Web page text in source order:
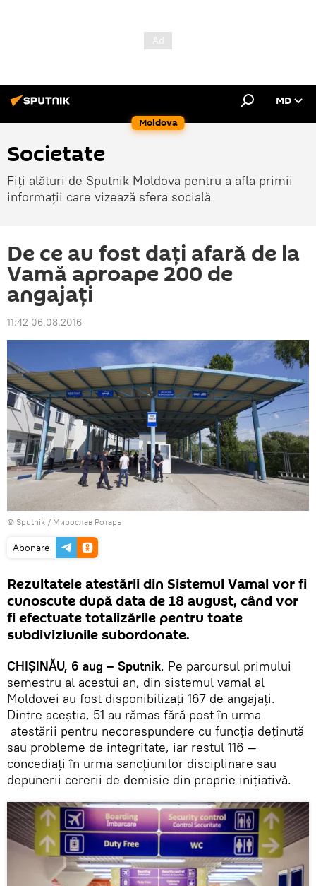
Moldova
MD
Societate
Fiți alături de Sputnik Moldova pentru a afla primii
informații care vizează sfera socială
De ce au fost daţi afară de la
Vamă aproape 200 de
angajaţi
11:42 06.08.2016
© Sputnik / Мирослав Ротарь
Abonare
Rezultatele atestării din Sistemul Vamal vor fi
cunoscute după data de 18 august, când vor
fi efectuate totalizările pentru toate
subdiviziunile subordonate.
CHIŞINĂU, 6 aug – Sputnik. Pe parcursul primului
semestru al acestui an, din sistemul vamal al
Moldovei au fost disponibilizaţi 167 de angajaţi.
Dintre aceştia, 51 au rămas fără post în urma
atestării pentru necorespundere cu funcția deținută
sau probleme de integritate, iar restul 116 —
concediați în urma sancțiunilor disciplinare sau
depunerii cererii de demisie din proprie inițiativă.